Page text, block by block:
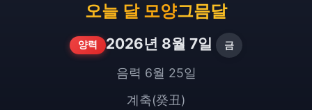
오늘 달 모양그믐달
양력 2026년 8월 7일 금
음력 6월 25일
계축(癸丑)